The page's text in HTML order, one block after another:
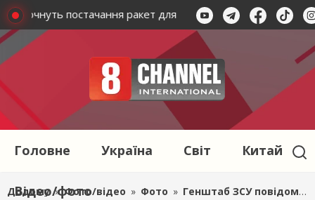
постачання ракет для системи Patriot На
Головне Україна Світ Китай
Відео/фото
Додому » Фото/відео » Фото » Генштаб ЗСУ повідомляє про нові втрати окупантів